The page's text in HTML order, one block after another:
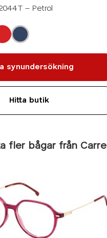
– Petrol
synundersökning
Hitta butik
fler bågar från